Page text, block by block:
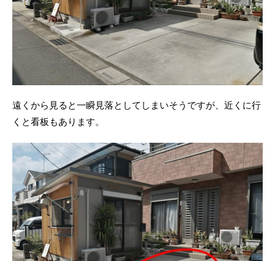
遠くから見ると一瞬見落としてしまいそうですが、近くに行
くと看板もあります。